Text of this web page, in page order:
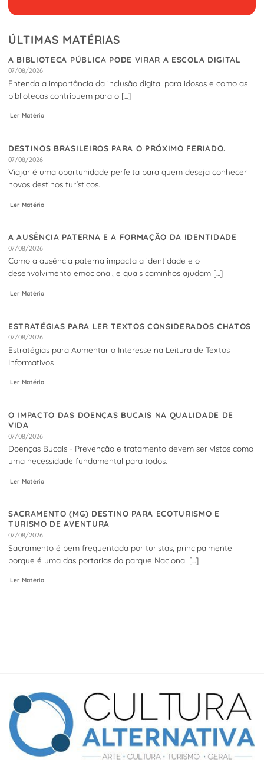
ÚLTIMAS MATÉRIAS
A BIBLIOTECA PÚBLICA PODE VIRAR A ESCOLA DIGITAL
07/08/2026
Entenda a importância da inclusão digital para idosos e como as
bibliotecas contribuem para o [...]
Ler Matéria
DESTINOS BRASILEIROS PARA O PRÓXIMO FERIADO.
07/08/2026
Viajar é uma oportunidade perfeita para quem deseja conhecer
novos destinos turísticos.
Ler Matéria
A AUSÊNCIA PATERNA E A FORMAÇÃO DA IDENTIDADE
07/08/2026
Como a ausência paterna impacta a identidade e o
desenvolvimento emocional, e quais caminhos ajudam [...]
Ler Matéria
ESTRATÉGIAS PARA LER TEXTOS CONSIDERADOS CHATOS
07/08/2026
Estratégias para Aumentar o Interesse na Leitura de Textos
Informativos
Ler Matéria
O IMPACTO DAS DOENÇAS BUCAIS NA QUALIDADE DE
VIDA
07/08/2026
Doenças Bucais - Prevenção e tratamento devem ser vistos como
uma necessidade fundamental para todos.
Ler Matéria
SACRAMENTO (MG) DESTINO PARA ECOTURISMO E
TURISMO DE AVENTURA
07/08/2026
Sacramento é bem frequentada por turistas, principalmente
porque é uma das portarias do parque Nacional [...]
Ler Matéria